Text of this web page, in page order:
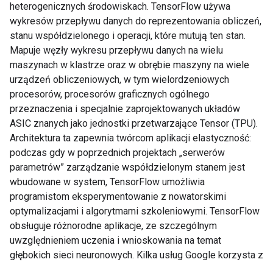
heterogenicznych środowiskach. TensorFlow używa
wykresów przepływu danych do reprezentowania obliczeń,
stanu współdzielonego i operacji, które mutują ten stan.
Mapuje węzły wykresu przepływu danych na wielu
maszynach w klastrze oraz w obrębie maszyny na wiele
urządzeń obliczeniowych, w tym wielordzeniowych
procesorów, procesorów graficznych ogólnego
przeznaczenia i specjalnie zaprojektowanych układów
ASIC znanych jako jednostki przetwarzające Tensor (TPU).
Architektura ta zapewnia twórcom aplikacji elastyczność:
podczas gdy w poprzednich projektach „serwerów
parametrów” zarządzanie współdzielonym stanem jest
wbudowane w system, TensorFlow umożliwia
programistom eksperymentowanie z nowatorskimi
optymalizacjami i algorytmami szkoleniowymi. TensorFlow
obsługuje różnorodne aplikacje, ze szczególnym
uwzględnieniem uczenia i wnioskowania na temat
głębokich sieci neuronowych. Kilka usług Google korzysta z